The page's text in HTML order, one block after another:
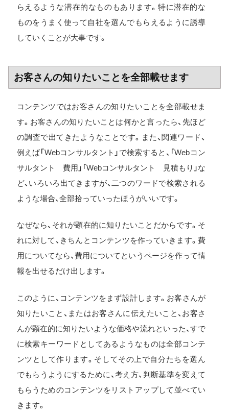
らえるような潜在的なものもあります。特に潜在的な
ものをうまく使って自社を選んでもらえるように誘導
していくことが大事です。
お客さんの知りたいことを全部載せます
コンテンツではお客さんの知りたいことを全部載せま
す。お客さんの知りたいことは何かと言ったら、先ほど
の調査で出てきたようなことです。また、関連ワード、
例えば「Webコンサルタント」で検索すると、「Webコン
サルタント 費用」「Webコンサルタント 見積もり」な
ど、いろいろ出てきますが、二つのワードで検索される
ような場合、全部拾っていったほうがいいです。
なぜなら、それが顕在的に知りたいことだからです。そ
れに対して、きちんとコンテンツを作っていきます。費
用についてなら、費用についてというページを作って情
報を出せるだけ出します。
このように、コンテンツをまず設計します。お客さんが
知りたいこと、またはお客さんに伝えたいこと、お客さ
んが顕在的に知りたいような価格や流れといった、すで
に検索キーワードとしてあるようなものは全部コンテ
ンツとして作ります。そしてその上で自分たちを選ん
でもらうようにするために、考え方、判断基準を変えて
もらうためのコンテンツをリストアップして並べてい
きます。